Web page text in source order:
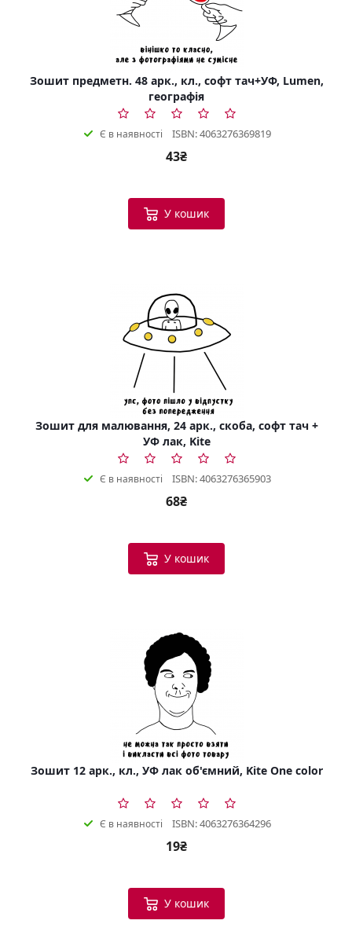
Зошит предметн. 48 арк., кл., софт тач+УФ, Lumen,
географія
Є в наявності ISBN: 4063276369819
43₴
У кошик
Зошит для малювання, 24 арк., скоба, софт тач +
УФ лак, Kite
Є в наявності ISBN: 4063276365903
68₴
У кошик
Зошит 12 арк., кл., УФ лак об'ємний, Kite One color
Є в наявності ISBN: 4063276364296
19₴
У кошик